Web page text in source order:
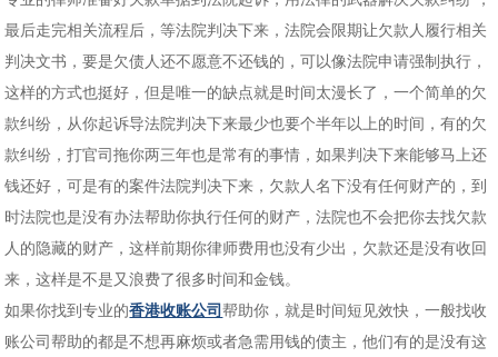
最后走完相关流程后，等法院判决下来，法院会限期让欠款人履行相关
判决文书，要是欠债人还不愿意不还钱的，可以像法院申请强制执行，
这样的方式也挺好，但是唯一的缺点就是时间太漫长了，一个简单的欠
款纠纷，从你起诉导法院判决下来最少也要个半年以上的时间，有的欠
款纠纷，打官司拖你两三年也是常有的事情，如果判决下来能够马上还
钱还好，可是有的案件法院判决下来，欠款人名下没有任何财产的，到
时法院也是没有办法帮助你执行任何的财产，法院也不会把你去找欠款
人的隐藏的财产，这样前期你律师费用也没有少出，欠款还是没有收回
来，这样是不是又浪费了很多时间和金钱。
如果你找到专业的香港收账公司帮助你，就是时间短见效快，一般找收
账公司帮助的都是不想再麻烦或者急需用钱的债主，他们有的是没有这